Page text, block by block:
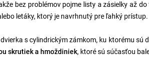
bez problémov pojme listy a zásielky až
letáky, ktorý je navrhnutý pre ľahký prístup.
s cylindrickým zámkom, ku ktorému sú
skrutiek a hmoždiniek, ktoré sú súčasťou